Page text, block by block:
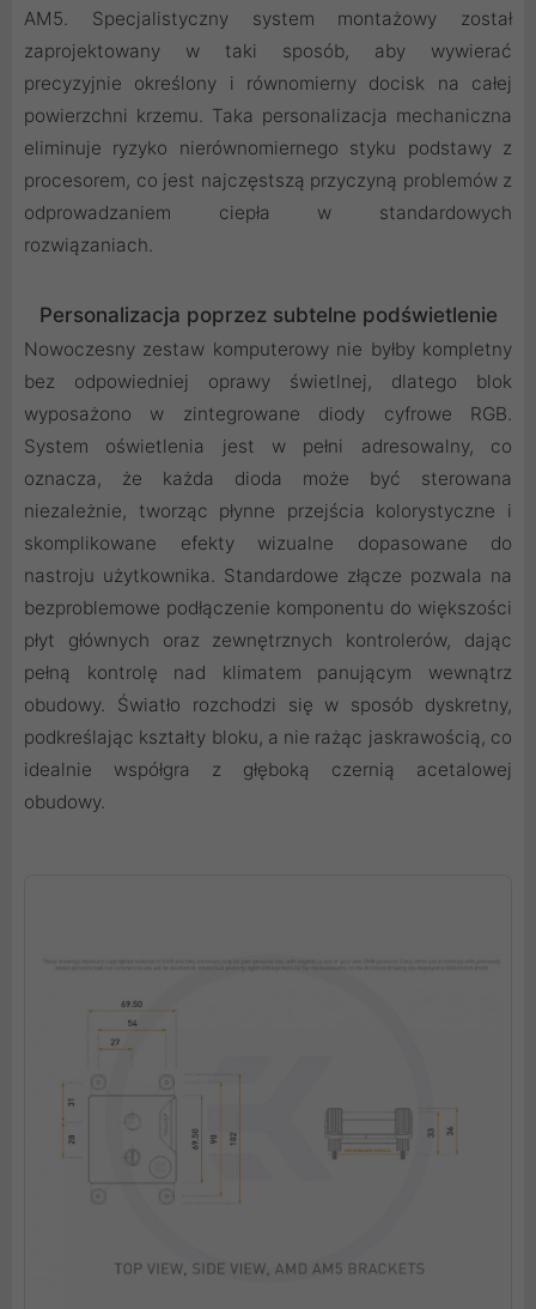
AM5. Specjalistyczny system montażowy został
zaprojektowany w taki sposób, aby wywierać
precyzyjnie określony i równomierny docisk na całej
powierzchni krzemu. Taka personalizacja mechaniczna
eliminuje ryzyko nierównomiernego styku podstawy z
procesorem, co jest najczęstszą przyczyną problemów z
odprowadzaniem ciepła w standardowych
rozwiązaniach.
Personalizacja poprzez subtelne podświetlenie
Nowoczesny zestaw komputerowy nie byłby kompletny
bez odpowiedniej oprawy świetlnej, dlatego blok
wyposażono w zintegrowane diody cyfrowe RGB.
System oświetlenia jest w pełni adresowalny, co
oznacza, że każda dioda może być sterowana
niezależnie, tworząc płynne przejścia kolorystyczne i
skomplikowane efekty wizualne dopasowane do
nastroju użytkownika. Standardowe złącze pozwala na
bezproblemowe podłączenie komponentu do większości
płyt głównych oraz zewnętrznych kontrolerów, dając
pełną kontrolę nad klimatem panującym wewnątrz
obudowy. Światło rozchodzi się w sposób dyskretny,
podkreślając kształty bloku, a nie rażąc jaskrawością, co
idealnie współgra z głęboką czernią acetalowej
obudowy.